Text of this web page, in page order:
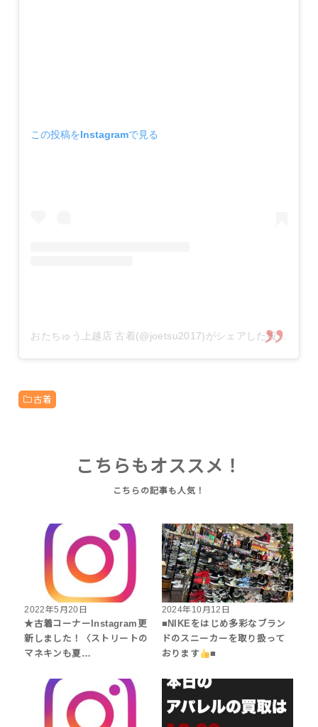
この投稿をInstagramで見る
おたちゅう上越店 古着(@joetsu2017)がシェアした投稿
古着
こちらもオススメ！
2022年5月20日
★古着コーナーInstagram更
新しました！〈ストリートの
マネキンも夏…
2024年10月12日
■NIKEをはじめ多彩なブラン
ドのスニーカーを取り扱って
おります
■